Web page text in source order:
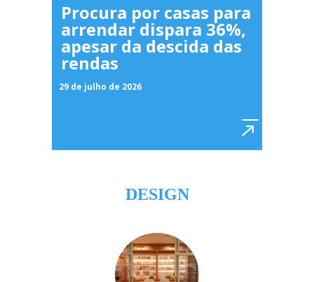
Procura por casas para
arrendar dispara 36%,
apesar da descida das
rendas
29 de julho de 2026
DESIGN